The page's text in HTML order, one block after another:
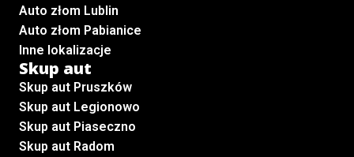
Auto złom Lublin
Auto złom Pabianice
Inne lokalizacje
Skup aut
Skup aut Pruszków
Skup aut Legionowo
Skup aut Piaseczno
Skup aut Radom